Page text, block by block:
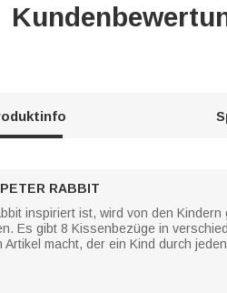
RABBIT
inspiriert ist, wird von den
Es gibt 8 Kissenbezüge in
macht, der ein Kind durch